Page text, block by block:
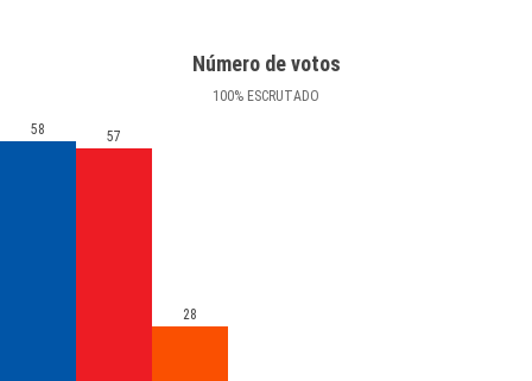
Número de votos
100% ESCRUTADO
58 57
28